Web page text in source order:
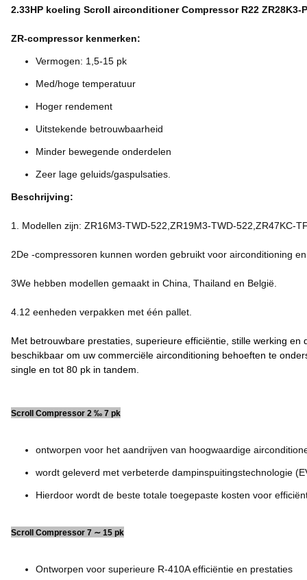
2.33HP koeling Scroll airconditioner Compressor R22 ZR28K3-
ZR-compressor kenmerken:
Vermogen: 1,5-15 pk
Med/hoge temperatuur
Hoger rendement
Uitstekende betrouwbaarheid
Minder bewegende onderdelen
Zeer lage geluids/gaspulsaties.
Beschrijving:
1. Modellen zijn: ZR16M3-TWD-522,ZR19M3-TWD-522,ZR47KC-
2De -compressoren kunnen worden gebruikt voor airconditioning
3We hebben modellen gemaakt in China, Thailand en België.
4.12 eenheden verpakken met één pallet.
Met betrouwbare prestaties, superieure efficiëntie, stille werking
beschikbaar om uw commerciële airconditioning behoeften te
single en tot 80 pk in tandem.
Scroll Compressor 2 ‰ 7 pk
ontworpen voor het aandrijven van hoogwaardige
wordt geleverd met verbeterde dampinspuitingstechnologie
Hierdoor wordt de beste totale toegepaste kosten voor
Scroll Compressor 7 ∼ 15 pk
Ontworpen voor superieure R-410A efficiëntie en prestaties